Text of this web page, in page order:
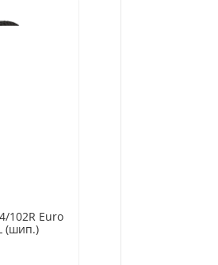
102R Euro
(шип.)